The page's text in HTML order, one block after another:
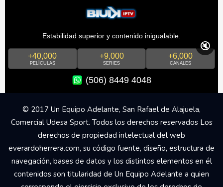
Estabilidad superior y contenido inigualable.
+40,000
PELÍCULAS
+9,000
SERIES
+6,000
CANALES
(506) 8449 4048
🔇
© 2017 Un Equipo Adelante, San Rafael de Alajuela,
Comercial Udesa Sport. Todos los derechos reservados Los
derechos de propiedad intelectual del web
everardoherrera.com, su código fuente, diseño, estructura de
navegación, bases de datos y los distintos elementos en él
contenidos son titularidad de Un Equipo Adelante a quien